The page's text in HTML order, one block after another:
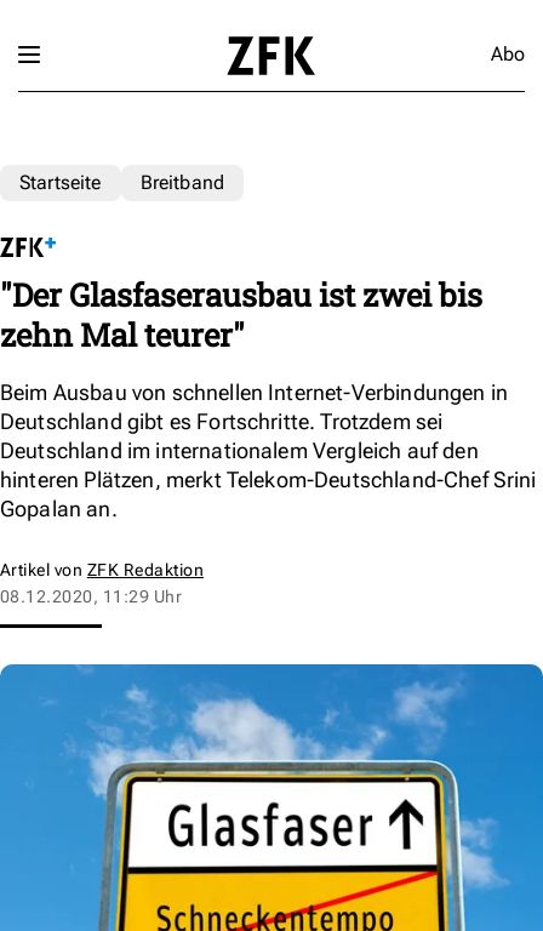
Abo
Startseite Breitband
"Der Glasfaserausbau ist zwei bis
zehn Mal teurer"
Beim Ausbau von schnellen Internet-Verbindungen in
Deutschland gibt es Fortschritte. Trotzdem sei
Deutschland im internationalem Vergleich auf den
hinteren Plätzen, merkt Telekom-Deutschland-Chef Srini
Gopalan an.
Artikel von ZFK Redaktion
08.12.2020, 11:29 Uhr